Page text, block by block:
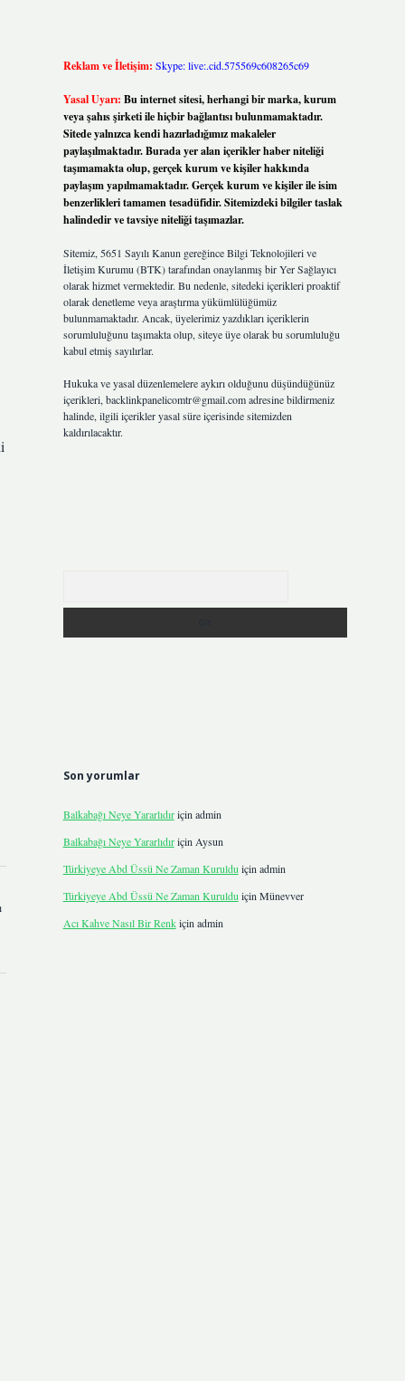
Reklam ve İletişim: Skype: live:.cid.575569c608265c69
Yasal Uyarı: Bu internet sitesi, herhangi bir marka, kurum
veya şahıs şirketi ile hiçbir bağlantısı bulunmamaktadır.
Sitede yalnızca kendi hazırladığımız makaleler
paylaşılmaktadır. Burada yer alan içerikler haber niteliği
taşımamakta olup, gerçek kurum ve kişiler hakkında
paylaşım yapılmamaktadır. Gerçek kurum ve kişiler ile isim
benzerlikleri tamamen tesadüfidir. Sitemizdeki bilgiler taslak
halindedir ve tavsiye niteliği taşımazlar.
Sitemiz, 5651 Sayılı Kanun gereğince Bilgi Teknolojileri ve
İletişim Kurumu (BTK) tarafından onaylanmış bir Yer Sağlayıcı
olarak hizmet vermektedir. Bu nedenle, sitedeki içerikleri proaktif
olarak denetleme veya araştırma yükümlülüğümüz
bulunmamaktadır. Ancak, üyelerimiz yazdıkları içeriklerin
sorumluluğunu taşımakta olup, siteye üye olarak bu sorumluluğu
kabul etmiş sayılırlar.
Hukuka ve yasal düzenlemelere aykırı olduğunu düşündüğünüz
içerikleri, backlinkpanelicomtr@gmail.comadresine bildirmeniz
halinde, ilgili içerikler yasal süre içerisinde sitemizden
kaldırılacaktır.
Son yorumlar
Balkabağı Neye Yararlıdıriçin admin
Balkabağı Neye Yararlıdıriçin Aysun
Türkiyeye Abd Üssü Ne Zaman Kuruldu için admin
Türkiyeye Abd Üssü Ne Zaman Kuruldu için Münevver
Acı Kahve Nasıl Bir Renkiçin admin